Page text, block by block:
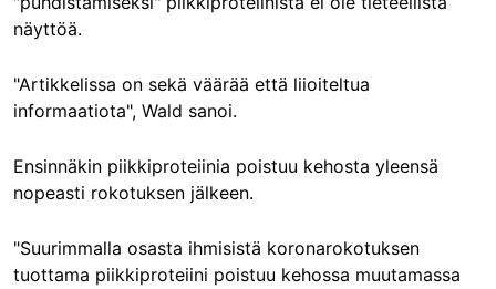
näyttöä.
"Artikkelissa on sekä väärää että liioiteltua
informaatiota", Wald sanoi.
Ensinnäkin piikkiproteiinia poistuu kehosta yleensä
nopeasti rokotuksen jälkeen.
"Suurimmalla osasta ihmisistä koronarokotuksen
tuottama piikkiproteiini poistuu kehossa muutamassa